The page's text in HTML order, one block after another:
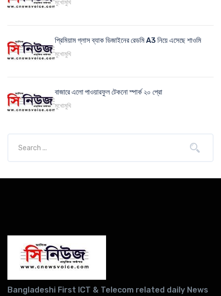
মুখোমুখি
প্রিমিয়াম গ্লাস ব্যাক ডিজাইনের রেডমি A3 নিয়ে এসেছে শাওমি
মুখোমুখি
বাজারে এলো পাওয়ারফুল টেকনো স্পার্ক ২০ প্রো
মুখোমুখি
Bangladeshi First ICT & Telecom related daily News